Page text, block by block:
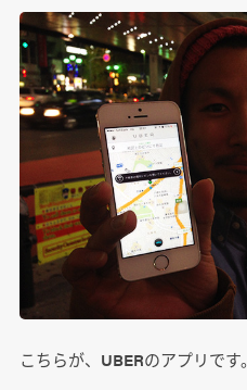
こちらが、UBERのアプリです。